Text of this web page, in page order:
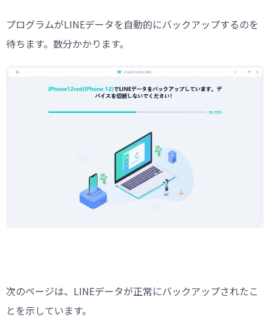
プログラムがLINEデータを自動的にバックアップするのを
待ちます。数分かかります。
次のページは、LINEデータが正常にバックアップされたこ
とを示しています。